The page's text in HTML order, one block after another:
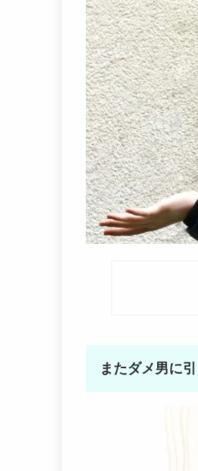
またダメ男に